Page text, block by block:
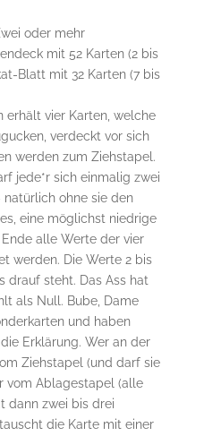
oder mehr
mit 52 Karten (2 bis
Blatt mit 32 Karten (7 bis
erhält vier Karten, welche
verdeckt vor sich
werden zum Ziehstapel.
jede*r sich einmalig zwei
ohne sie den
eine möglichst niedrige
alle Werte der vier
werden. Die Werte 2 bis
drauf steht. Das Ass hat
als Null. Bube, Dame
und haben
Erklärung. Wer an der
Ziehstapel (und darf sie
vom Ablagestapel (alle
dann zwei bis drei
die Karte mit einer